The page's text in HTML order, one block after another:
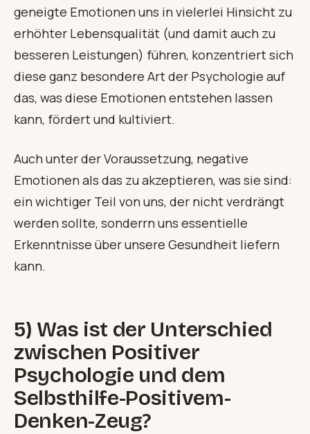
geneigte Emotionen uns in vielerlei Hinsicht zu
erhöhter Lebensqualität (und damit auch zu
besseren Leistungen) führen, konzentriert sich
diese ganz besondere Art der Psychologie auf
das, was diese Emotionen entstehen lassen
kann, fördert und kultiviert.
Auch unter der Voraussetzung, negative
Emotionen als das zu akzeptieren, was sie sind:
ein wichtiger Teil von uns, der nicht verdrängt
werden sollte, sonderrn uns essentielle
Erkenntnisse über unsere Gesundheit liefern
kann.
5) Was ist der Unterschied
zwischen Positiver
Psychologie und dem
Selbsthilfe-Positivem-
Denken-Zeug?